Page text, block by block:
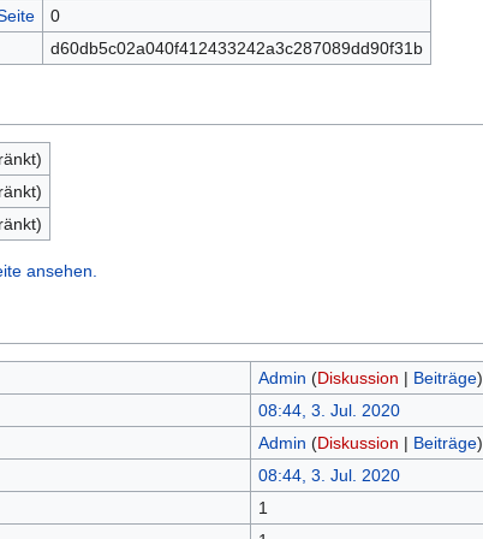
0
d60db5c02a040f412433242a3c287089dd90f31b
ansehen.
Admin (Diskussion | Beiträge)
08:44, 3. Jul. 2020
Admin (Diskussion | Beiträge)
08:44, 3. Jul. 2020
1